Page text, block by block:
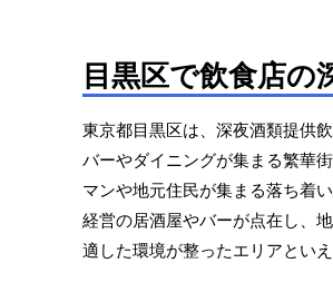
目黒区で飲食店
東京都目黒区は、深夜酒類提供
バーやダイニングが集まる繁華
マンや地元住民が集まる落ち着
経営の居酒屋やバーが点在し、
適した環境が整ったエリアといえ